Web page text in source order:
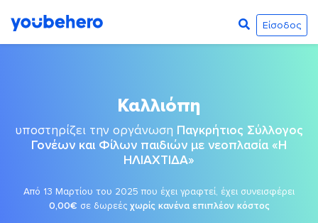
Είσοδος
Καλλιόπη
υποστηρίζει την οργάνωση Παγκρήτιος Σύλλογος
Γονέων και Φίλων παιδιών με νεοπλασία «Η
ΗΛΙΑΧΤΙΔΑ»
Από 13 Μαρτίου του 2025 που έχει γραφτεί, έχει συνεισφέρει
0,00€ σε δωρεές χωρίς κανένα επιπλέον κόστος